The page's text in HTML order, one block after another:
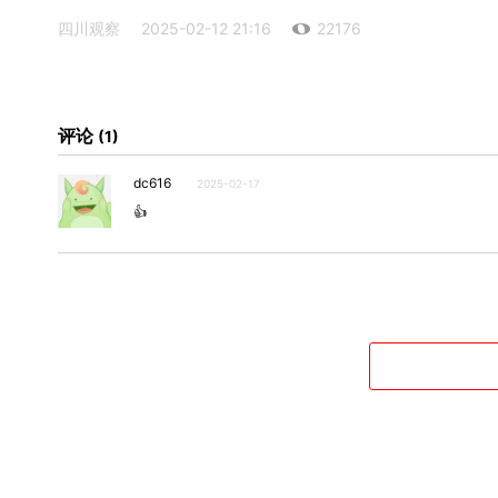
四川观察 2025-02-12 21:16 22176
评论 1
dc616 2025-02-17
👍